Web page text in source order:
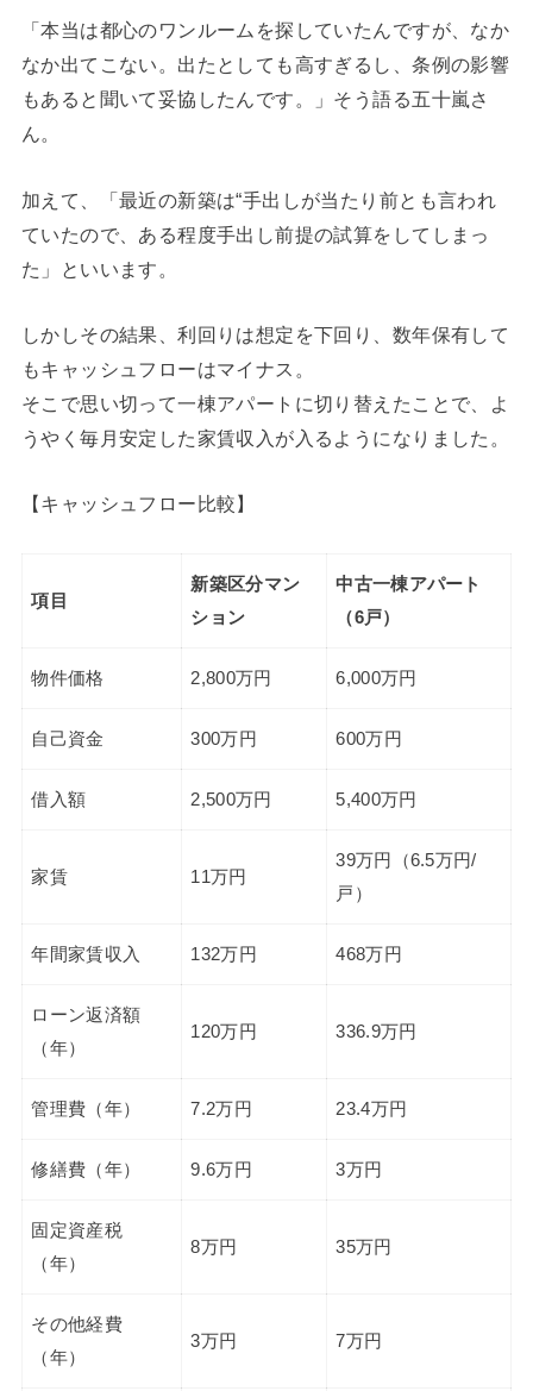
「本当は都心のワンルームを探していたんですが、なか
なか出てこない。出たとしても高すぎるし、条例の影響
もあると聞いて妥協したんです。」そう語る五十嵐さ
ん。
加えて、「最近の新築は“手出しが当たり前とも言われ
ていたので、ある程度手出し前提の試算をしてしまっ
た」といいます。
しかしその結果、利回りは想定を下回り、数年保有して
もキャッシュフローはマイナス。
そこで思い切って一棟アパートに切り替えたことで、よ
うやく毎月安定した家賃収入が入るようになりました。
【キャッシュフロー比較】
項目
新築区分マン
ション
中古一棟アパート
（6戸）
物件価格 2,800万円 6,000万円
自己資金 300万円 600万円
借入額 2,500万円 5,400万円
家賃 11万円
39万円（6.5万円/
戸）
年間家賃収入 132万円 468万円
ローン返済額
（年）
120万円 336.9万円
管理費（年） 7.2万円 23.4万円
修繕費（年） 9.6万円 3万円
固定資産税
（年）
8万円 35万円
その他経費
（年）
3万円 7万円